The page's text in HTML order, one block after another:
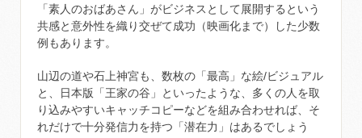
「素人のおばあさん」がビジネスとして展開するという
共感と意外性を織り交ぜて成功（映画化まで）した少数
例もあります。
山辺の道や石上神宮も、数枚の「最高」な絵/ビジュアル
と、日本版「王家の谷」といったような、多くの人を取
り込みやすいキャッチコピーなどを組み合わせれば、そ
れだけで十分発信力を持つ「潜在力」はあるでしょう